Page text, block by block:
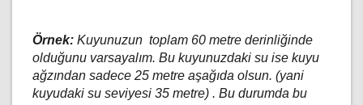
Örnek: Kuyunuzun toplam 60 metre derinliğinde
olduğunu varsayalım. Bu kuyunuzdaki su ise kuyu
ağzından sadece 25 metre aşağıda olsun. (yani
kuyudaki su seviyesi 35 metre) . Bu durumda bu